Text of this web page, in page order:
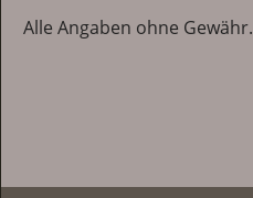
Alle Angaben ohne Gewähr.